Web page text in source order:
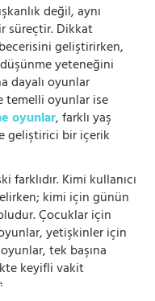
değil, aynı
süreçtir. Dikkat
geliştirirken,
yeteneğini
dayalı oyunlar
temelli oyunlar ise
oyunlar, farklı yaş
geliştirici bir içerik
farklıdır. Kimi kullanıcı
kimi için günün
Çocuklar için
yetişkinler için
tek başına
keyifli vakit